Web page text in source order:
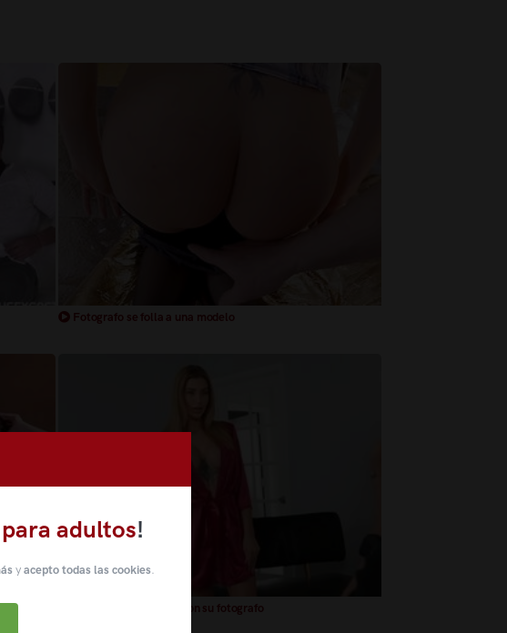
Fotografo se folla a una modelo
Pijilla muy bella folla con su fotografo
adultos!
y acepto todas las cookies